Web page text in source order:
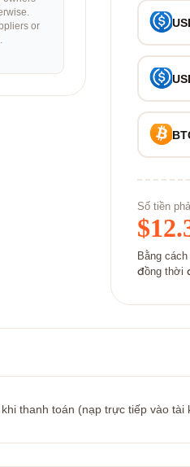
or
Số tiền
$
Bằng
đồng thời
thanh toán (nạp trực tiếp vào